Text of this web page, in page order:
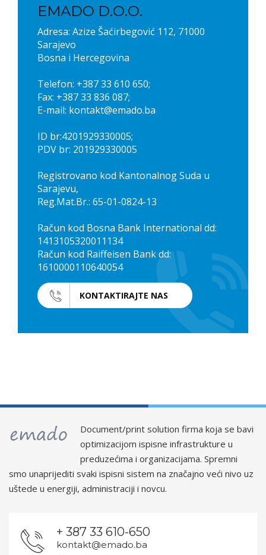
EMADO D.O.O.
Adresa: Azize Šaćirbegović 112, 71000
Sarajevo
Bosna i Hercegovina
Telefon: +387 33 610 650;
Fax: +387 33 836 087;
E-mail: kontakt@emado.ba
ID br:4201929330005;
PDV br: 201929330005
Registrovano kod Kantonalnog Suda u
Sarajevu,
Reg.Mat.Br.: 65-01-0824-13
Račun kod Bosna Bank International dd:
1413105320011134
Račun kod Raiffeisen Bank dd:
1610000110640054
KONTAKTIRAJTE NAS
Document/print solution firma koja se bavi
optimizacijom ispisne infrastrukture u
preduzećima i organizacijama. Spremni
smo unaprijediti svaki ispisni sistem na značajno veći nivo uz
uštede u energiji, administraciji i novcu.
+ 387 33 610-650
kontakt@emado.ba